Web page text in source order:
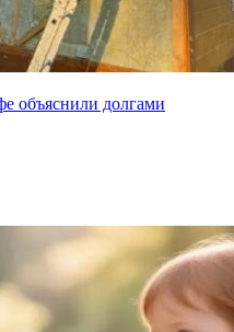
объяснили долгами